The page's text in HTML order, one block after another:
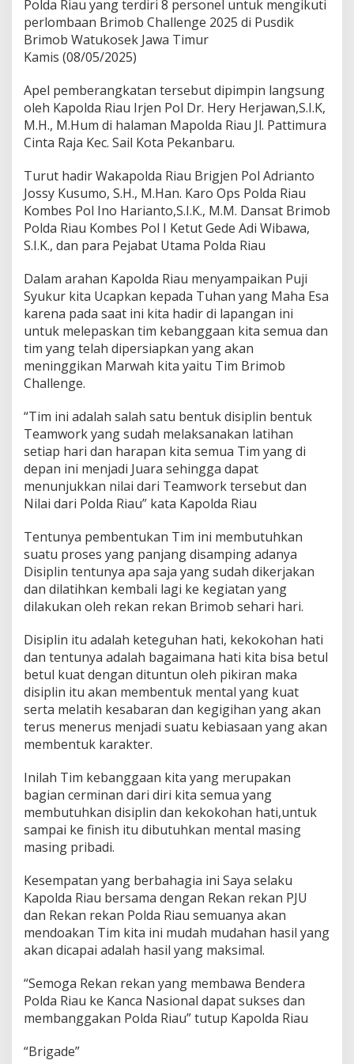
o
a
a
u
l
e
p
s
8
p
e
r
s
n
l
p
e
r
w
a
l
a
n
B
r
i
m
b
P
o
l
d
a
a
u
Polda Riau yang terdiri 8 personel untuk mengikuti
perlombaan Brimob Challenge 2025 di Pusdik
Brimob Watukosek Jawa Timur
Kamis (08/05/2025)
Apel pemberangkatan tersebut dipimpin langsung
oleh Kapolda Riau Irjen Pol Dr. Hery Herjawan,S.I.K,
M.H., M.Hum di halaman Mapolda Riau Jl. Pattimura
Cinta Raja Kec. Sail Kota Pekanbaru.
Turut hadir Wakapolda Riau Brigjen Pol Adrianto
Jossy Kusumo, S.H., M.Han. Karo Ops Polda Riau
Kombes Pol Ino Harianto,S.I.K., M.M. Dansat Brimob
Polda Riau Kombes Pol I Ketut Gede Adi Wibawa,
S.I.K., dan para Pejabat Utama Polda Riau
Dalam arahan Kapolda Riau menyampaikan Puji
Syukur kita Ucapkan kepada Tuhan yang Maha Esa
karena pada saat ini kita hadir di lapangan ini
untuk melepaskan tim kebanggaan kita semua dan
tim yang telah dipersiapkan yang akan
meninggikan Marwah kita yaitu Tim Brimob
Challenge.
“Tim ini adalah salah satu bentuk disiplin bentuk
Teamwork yang sudah melaksanakan latihan
setiap hari dan harapan kita semua Tim yang di
depan ini menjadi Juara sehingga dapat
menunjukkan nilai dari Teamwork tersebut dan
Nilai dari Polda Riau” kata Kapolda Riau
Tentunya pembentukan Tim ini membutuhkan
suatu proses yang panjang disamping adanya
Disiplin tentunya apa saja yang sudah dikerjakan
dan dilatihkan kembali lagi ke kegiatan yang
dilakukan oleh rekan rekan Brimob sehari hari.
Disiplin itu adalah keteguhan hati, kekokohan hati
dan tentunya adalah bagaimana hati kita bisa betul
betul kuat dengan dituntun oleh pikiran maka
disiplin itu akan membentuk mental yang kuat
serta melatih kesabaran dan kegigihan yang akan
terus menerus menjadi suatu kebiasaan yang akan
membentuk karakter.
Inilah Tim kebanggaan kita yang merupakan
bagian cerminan dari diri kita semua yang
membutuhkan disiplin dan kekokohan hati,untuk
sampai ke finish itu dibutuhkan mental masing
masing pribadi.
Kesempatan yang berbahagia ini Saya selaku
Kapolda Riau bersama dengan Rekan rekan PJU
dan Rekan rekan Polda Riau semuanya akan
mendoakan Tim kita ini mudah mudahan hasil yang
akan dicapai adalah hasil yang maksimal.
“Semoga Rekan rekan yang membawa Bendera
Polda Riau ke Kanca Nasional dapat sukses dan
membanggakan Polda Riau” tutup Kapolda Riau
“Brigade”